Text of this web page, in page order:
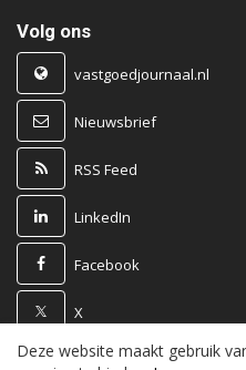
Volg ons
vastgoedjournaal.nl
Nieuwsbrief
RSS Feed
LinkedIn
Facebook
X
Deze website maakt gebruik